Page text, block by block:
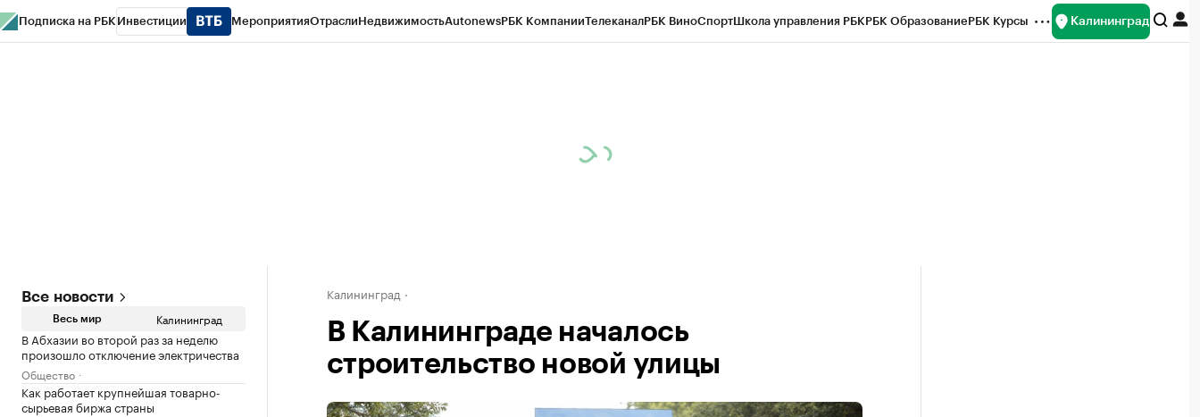
Подписка на РБК Инвестиции МероприятияОтраслиНедвижимостьAutonewsРБК КомпанииТелеканалРБК ВиноСпортШкола управления РБКРБК ОбразованиеРБК Курсы Калининград
Все новости
Весь мир Калининград
В Абхазии во второй раз за неделю
произошло отключение электричества
Общество
Как работает крупнейшая товарно-
сырьевая биржа страны
Калининград
В Калининграде началось
строительство новой улицы